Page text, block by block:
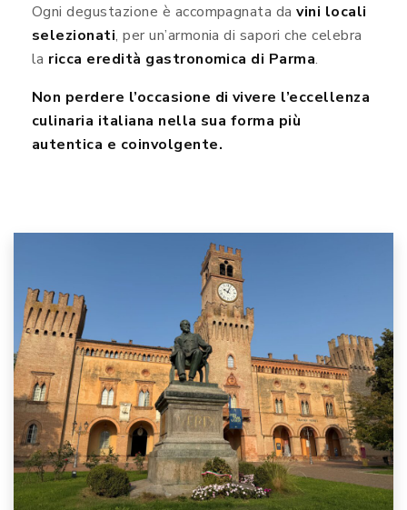
Ogni degustazione è accompagnata davini locali
selezionati, per un’armonia di sapori che celebra
la ricca eredità gastronomica di Parma.
Non perdere l’occasione di vivere l’eccellenza
culinaria italiana nella sua forma più
autentica e coinvolgente.